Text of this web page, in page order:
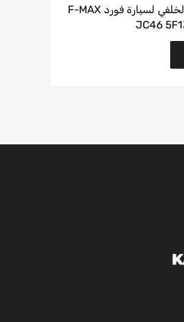
نظام التعليق الخلفي لسيارة فورد F-MAX